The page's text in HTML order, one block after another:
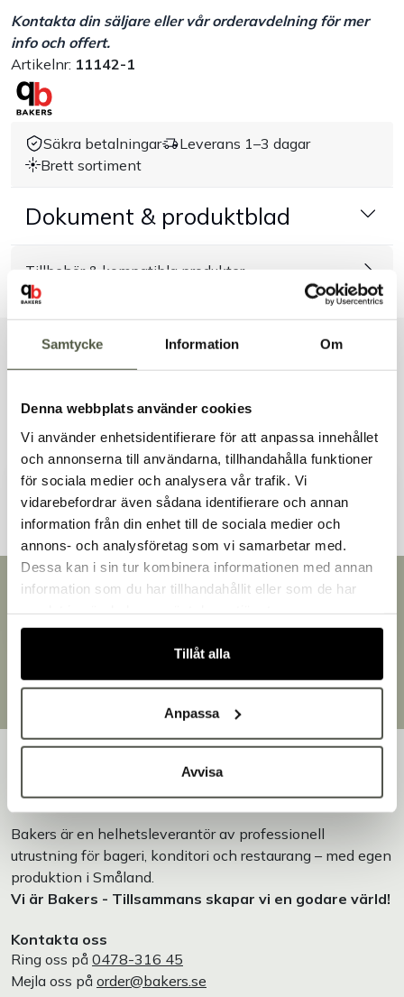
Samtycke Information Om
Denna webbplats använder cookies
Vi använder enhetsidentifierare för att anpassa innehållet
och annonserna till användarna, tillhandahålla funktioner
för sociala medier och analysera vår trafik. Vi
vidarebefordrar även sådana identifierare och annan
information från din enhet till de sociala medier och
annons- och analysföretag som vi samarbetar med.
Dessa kan i sin tur kombinera informationen med annan
information som du har tillhandahållit eller som de har
Tillåt alla
Anpassa
Avvisa
Varumärken
Outlet
Om Bakers
Kontakta din säljare eller vår orderavdelning för mer
info och offert.
Artikelnr: 11142-1
Säkra betalningar
Leverans 1–3 dagar
Brett sortiment
Dokument & produktblad
Tillbehör & kompatibla produkter
Liknande produkter
Andra kunder tittade även på
Snabb leverans
Leverans inom 3-5 arbetsdagar.
Brett sortiment
Över 30 000 produkter
Egen produktion
Bakers är en helhetsleverantör av professionell
utrustning för bageri, konditori och restaurang – med egen
produktion i Småland.
Vi är Bakers - Tillsammans skapar vi en godare värld!
Kontakta oss
Ring oss på 0478-316 45
Mejla oss på order@bakers.se
Välkommen till Bakers!
Handlar du som företag eller privatperson?
Fortsätt som privatperson